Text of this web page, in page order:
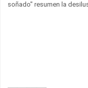
soñado" resumen la